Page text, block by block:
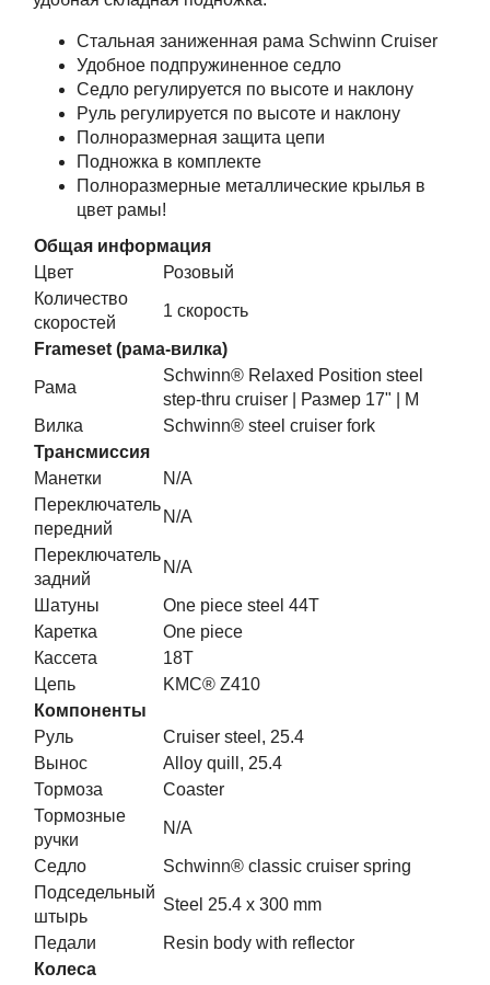
Стальная заниженная рама Schwinn Cruiser
Удобное подпружиненное седло
Седло регулируется по высоте и наклону
Руль регулируется по высоте и наклону
Полноразмерная защита цепи
Подножка в комплекте
Полноразмерные металлические крылья в
цвет рамы!
Общая информация
Цвет
Розовый
Количество
скоростей
1 скорость
Frameset (рама-вилка)
Рама
Schwinn® Relaxed Position steel
step-thru cruiser | Размер 17" | М
Вилка
Schwinn® steel cruiser fork
Трансмиссия
Манетки
N/A
Переключатель
передний
N/A
Переключатель
задний
N/A
Шатуны
One piece steel 44T
Каретка
One piece
Кассета
18T
Цепь
KMC® Z410
Компоненты
Руль
Cruiser steel, 25.4
Вынос
Alloy quill, 25.4
Тормоза
Coaster
Тормозные
ручки
N/A
Седло
Schwinn® classic cruiser spring
Подседельный
штырь
Steel 25.4 x 300 mm
Педали
Resin body with reflector
Колеса